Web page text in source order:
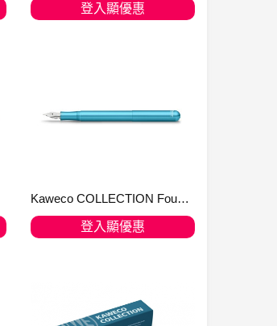
登入顯優惠
Kaweco COLLECTION Fountain Pen Liliput Blue
登入顯優惠